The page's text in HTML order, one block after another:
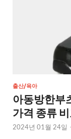
출산/육아
아동방한부
가격 종류
2024년 01월 24일